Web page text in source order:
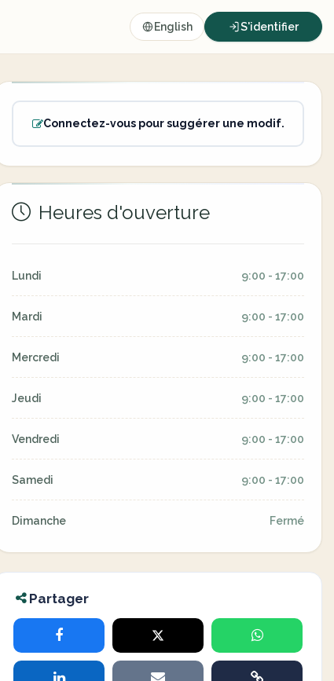
English S'identifier
Connectez-vous pour suggérer une modif.
Heures d'ouverture
Lundi 9:00 - 17:00
Mardi 9:00 - 17:00
Mercredi 9:00 - 17:00
Jeudi 9:00 - 17:00
Vendredi 9:00 - 17:00
Samedi 9:00 - 17:00
Dimanche Fermé
Partager